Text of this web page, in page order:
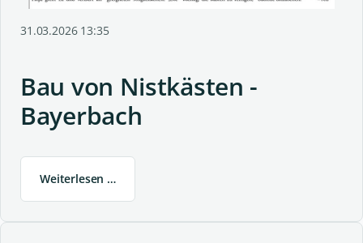
31.03.2026 13:35
Bau von Nistkästen -
Bayerbach
Weiterlesen …